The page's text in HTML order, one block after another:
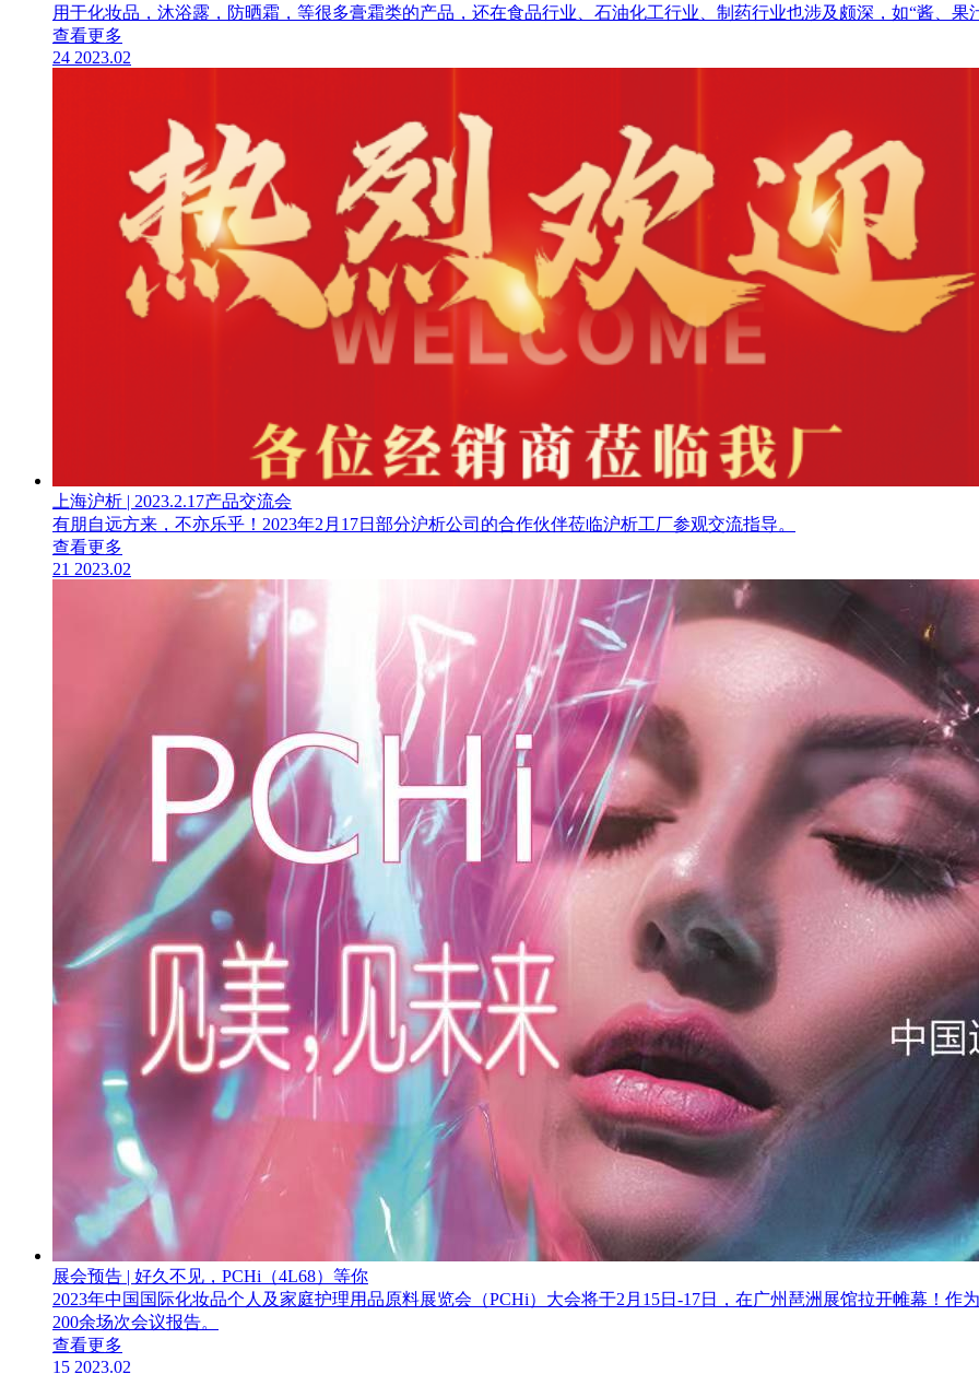
用于化妆品，沐浴露，防晒霜，等很多膏霜类的产品，还在食品行业、石油化工行业、制药行业也涉及颇深，如“酱、果
查看更多
24 2023.02
上海沪析 | 2023.2.17产品交流会
有朋自远方来，不亦乐乎！2023年2月17日部分沪析公司的合作伙伴莅临沪析工厂参观交流指导。
查看更多
21 2023.02
展会预告 | 好久不见，PCHi（4L68）等你
2023年中国国际化妆品个人及家庭护理用品原料展览会（PCHi）大会将于2月15日-17日，在广州琶洲展馆拉开帷幕！作
200余场次会议报告。
查看更多
15 2023.02